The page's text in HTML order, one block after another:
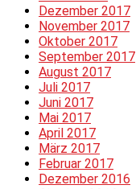
Dezember 2017
November 2017
Oktober 2017
September 2017
August 2017
Juli 2017
Juni 2017
Mai 2017
April 2017
März 2017
Februar 2017
Dezember 2016